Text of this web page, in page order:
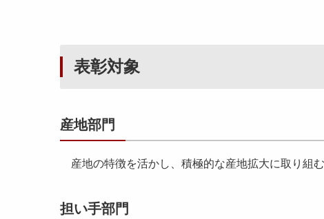
表彰対象
産地部門
産地の特徴を活かし、積極的な産地拡大に取り組
担い手部門